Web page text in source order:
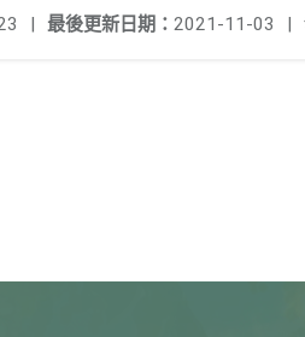
最後更新日期： 2021-11-03 |
|